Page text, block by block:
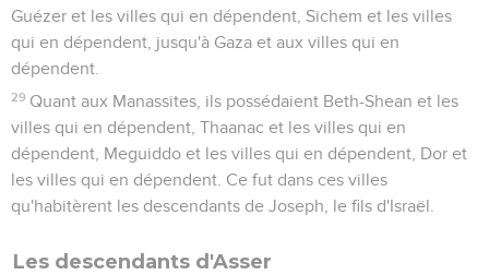
Guézer et les villes qui en dépendent, Sichem et les villes
qui en dépendent, jusqu'à Gaza et aux villes qui en
dépendent.
29 Quant aux Manassites, ils possédaient Beth-Shean et les
villes qui en dépendent, Thaanac et les villes qui en
dépendent, Meguiddo et les villes qui en dépendent, Dor et
les villes qui en dépendent. Ce fut dans ces villes
qu'habitèrent les descendants de Joseph, le fils d'Israël.
Les descendants d'Asser